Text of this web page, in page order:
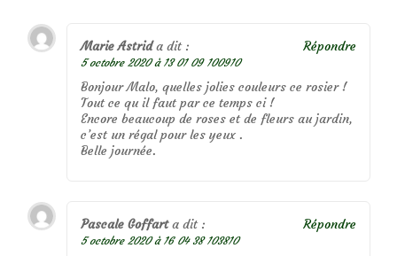
Marie Astrid a dit :
5 octobre 2020 à 13 01 09 100910
Bonjour Malo, quelles jolies couleurs ce rosier !
Tout ce qu il faut par ce temps ci !
Encore beaucoup de roses et de fleurs au jardin,
c’est un régal pour les yeux .
Belle journée.
Répondre
Pascale Goffart a dit :
5 octobre 2020 à 16 04 38 103810
Répondre